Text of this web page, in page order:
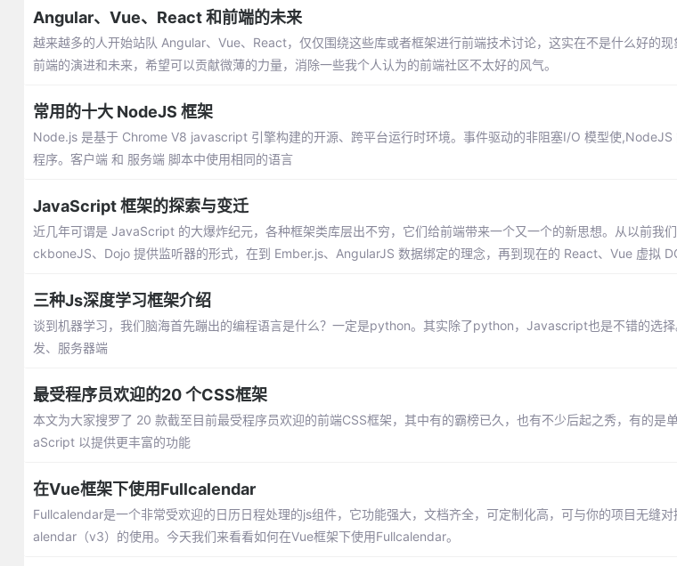
Angular、Vue、React 和前端的未来
越来越多的人开始站队 Angular、Vue、React，仅仅围绕这些库或者框架进行前端技术讨论，这实在不是什么好的
前端的演进和未来，希望可以贡献微薄的力量，消除一些我个人认为的前端社区不太好的风气。
常用的十大 NodeJS 框架
Node.js 是基于 Chrome V8 javascript 引擎构建的开源、跨平台运行时环境。事件驱动的非阻塞I/O 模型使,NodeJS
程序。客户端 和 服务端 脚本中使用相同的语言
JavaScript 框架的探索与变迁
近几年可谓是 JavaScript 的大爆炸纪元，各种框架类库层出不穷，它们给前端带来一个又一个的新思想。从以前我
ckboneJS、Dojo 提供监听器的形式，在到 Ember.js、AngularJS 数据绑定的理念，再到现在的 React、Vue 虚拟
三种Js深度学习框架介绍
谈到机器学习，我们脑海首先蹦出的编程语言是什么？一定是python。其实除了python，Javascript也是不错的选
发、服务器端
最受程序员欢迎的20 个CSS框架
本文为大家搜罗了 20 款截至目前最受程序员欢迎的前端CSS框架，其中有的霸榜已久，也有不少后起之秀，有的是
aScript 以提供更丰富的功能
在Vue框架下使用Fullcalendar
Fullcalendar是一个非常受欢迎的日历日程处理的js组件，它功能强大，文档齐全，可定制化高，可与你的项目无缝
alendar（v3）的使用。今天我们来看看如何在Vue框架下使用Fullcalendar。